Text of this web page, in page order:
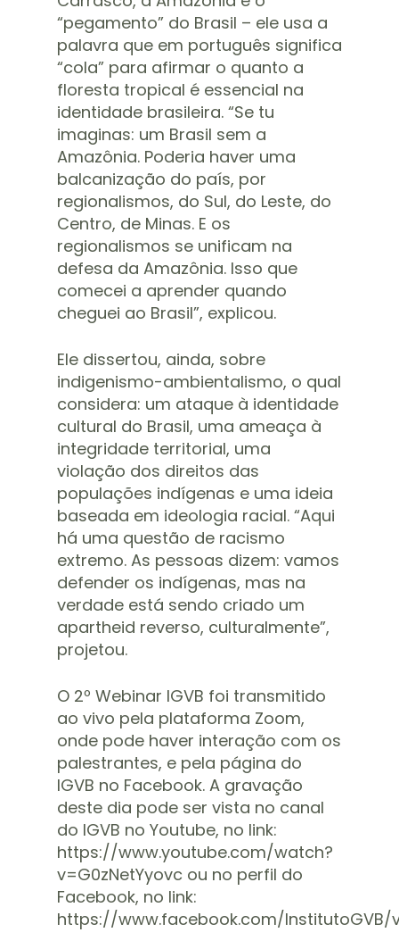
“pegamento” do Brasil – ele usa a
palavra que em português significa
“cola” para afirmar o quanto a
floresta tropical é essencial na
identidade brasileira. “Se tu
imaginas: um Brasil sem a
Amazônia. Poderia haver uma
balcanização do país, por
regionalismos, do Sul, do Leste, do
Centro, de Minas. E os
regionalismos se unificam na
defesa da Amazônia. Isso que
comecei a aprender quando
cheguei ao Brasil”, explicou.
Ele dissertou, ainda, sobre
indigenismo-ambientalismo, o qual
considera: um ataque à identidade
cultural do Brasil, uma ameaça à
integridade territorial, uma
violação dos direitos das
populações indígenas e uma ideia
baseada em ideologia racial. “Aqui
há uma questão de racismo
extremo. As pessoas dizem: vamos
defender os indígenas, mas na
verdade está sendo criado um
apartheid reverso, culturalmente”,
projetou.
O 2º Webinar IGVB foi transmitido
ao vivo pela plataforma Zoom,
onde pode haver interação com os
palestrantes, e pela página do
IGVB no Facebook. A gravação
deste dia pode ser vista no canal
do IGVB no Youtube, no link:
https://www.youtube.com/watch?
v=G0zNetYyovc ou no perfil do
Facebook, no link:
https://www.facebook.com/InstitutoGVB/